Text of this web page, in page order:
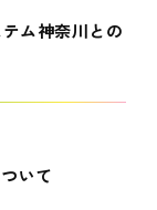
ム神奈川との
いて